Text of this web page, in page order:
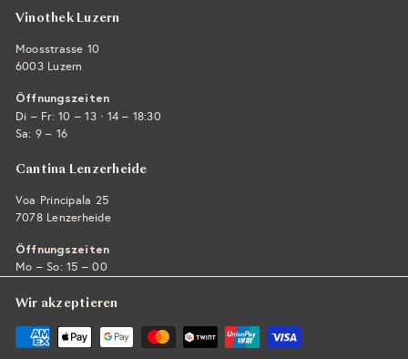
Vinothek Luzern
Moosstrasse 10
6003 Luzern
Öffnungszeiten
Di – Fr: 10 – 13 · 14 – 18:30
Sa: 9 – 16
Cantina Lenzerheide
Voa Principala 25
7078 Lenzerheide
Öffnungszeiten
Mo – So: 15 – 00
Wir akzeptieren